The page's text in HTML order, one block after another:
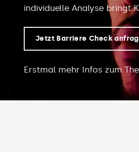
individuelle Analyse bringt
Jetzt Barriere Check
Erstmal mehr Infos zum